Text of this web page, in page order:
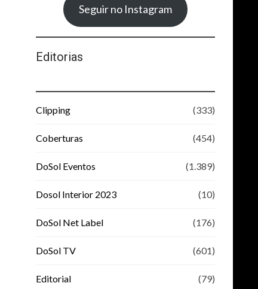
Seguir no Instagram
Editorias
Clipping (333)
Coberturas (454)
DoSol Eventos (1.389)
Dosol Interior 2023 (10)
DoSol Net Label (176)
DoSol TV (601)
Editorial (79)